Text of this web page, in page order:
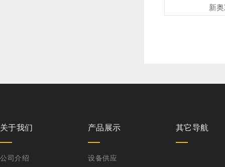
新
关于我们
公司介绍
产品展示
设备供应
其它导航